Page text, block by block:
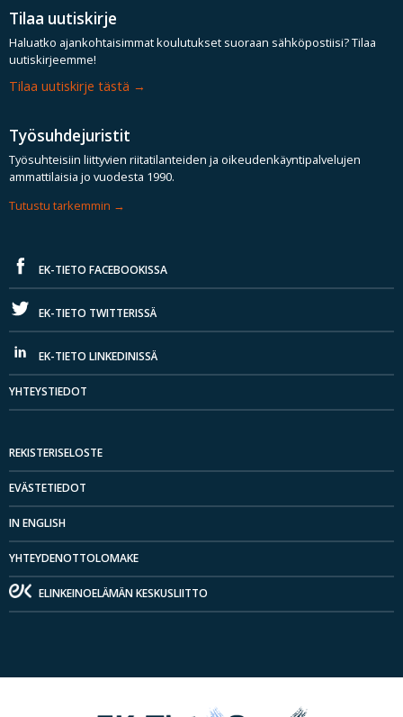
Tilaa uutiskirje
Haluatko ajankohtaisimmat koulutukset suoraan sähköpostiisi? Tilaa
uutiskirjeemme!
Tilaa uutiskirje tästä
Työsuhdejuristit
Työsuhteisiin liittyvien riitatilanteiden ja oikeudenkäyntipalvelujen
ammattilaisia jo vuodesta 1990.
Tutustu tarkemmin
EK-TIETO FACEBOOKISSA
EK-TIETO TWITTERISSÄ
EK-TIETO LINKEDINISSÄ
YHTEYSTIEDOT
REKISTERISELOSTE
EVÄSTETIEDOT
IN ENGLISH
YHTEYDENOTTOLOMAKE
ELINKEINOELÄMÄN KESKUSLIITTO